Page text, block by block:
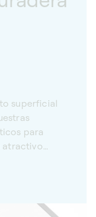
superficial
para
atractivo